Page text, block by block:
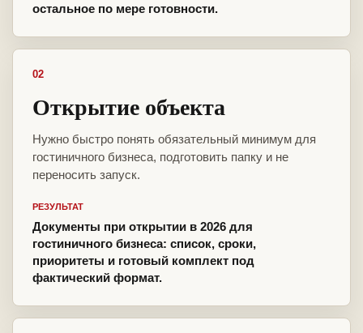
остальное по мере готовности.
02
Открытие объекта
Нужно быстро понять обязательный минимум для
гостиничного бизнеса, подготовить папку и не
переносить запуск.
РЕЗУЛЬТАТ
Документы при открытии в 2026 для
гостиничного бизнеса: список, сроки,
приоритеты и готовый комплект под
фактический формат.